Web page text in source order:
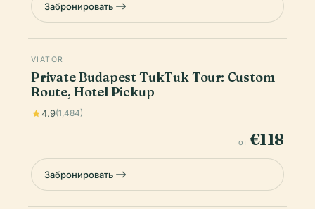
Забронировать
VIATOR
Private Budapest TukTuk Tour: Custom
Route, Hotel Pickup
4.9(1,484)
от €118
Забронировать